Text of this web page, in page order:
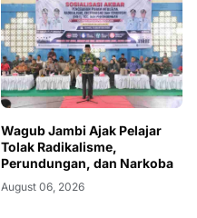
Wagub Jambi Ajak Pelajar
Tolak Radikalisme,
Perundungan, dan Narkoba
August 06, 2026